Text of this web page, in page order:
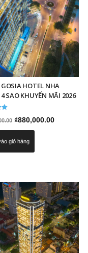
GOSIA HOTEL NHA
SAO KHUYẾN MÃI 2026
Giá
gốc
là:
₫880,000.00Giá
giỏ hàng